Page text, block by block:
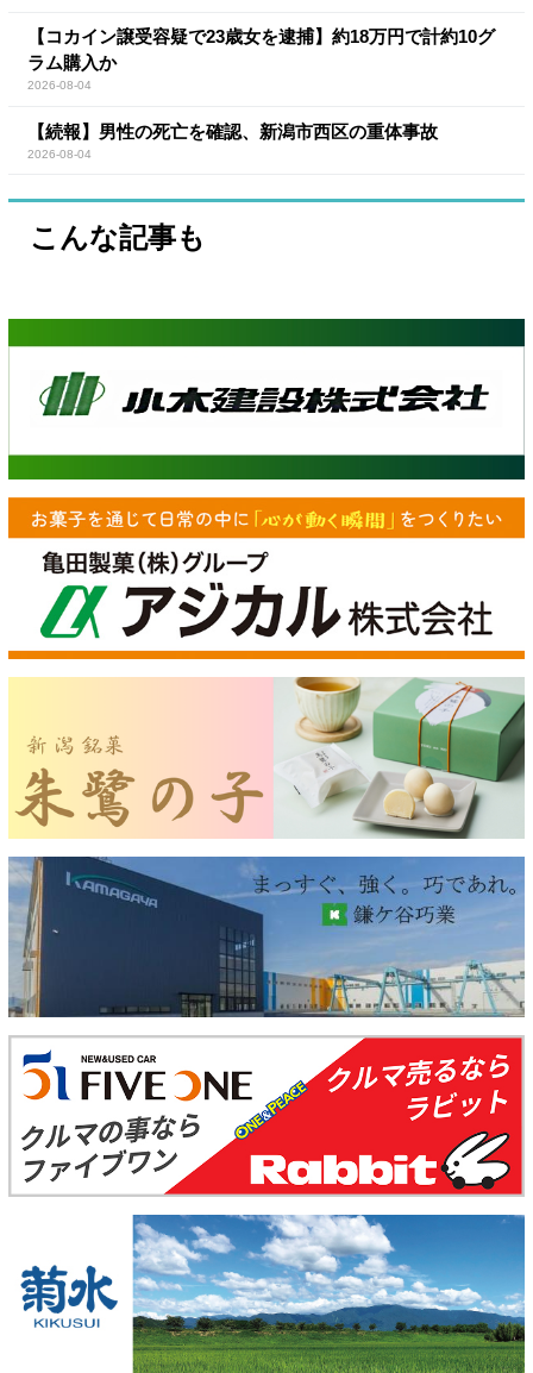
【コカイン譲受容疑で23歳女を逮捕】約18万円で計約10グ
ラム購入か
2026-08-04
【続報】男性の死亡を確認、新潟市西区の重体事故
2026-08-04
こんな記事も